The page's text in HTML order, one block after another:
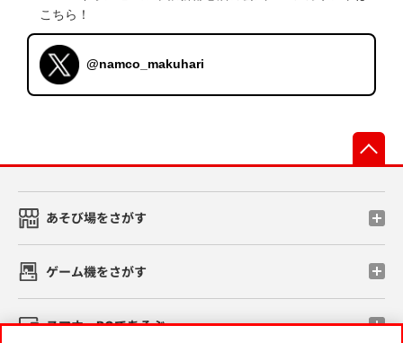
こちら！
@namco_makuhari
あそび場をさがす
ゲーム機をさがす
スマホ・PCであそぶ